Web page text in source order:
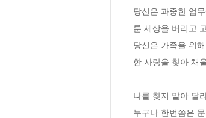
당신은 과중한 업
룬 세상을 버리고
당신은 가족을 위
한 사랑을 찾아 채
나를 찾지 말아 달
누구나 한번쯤은